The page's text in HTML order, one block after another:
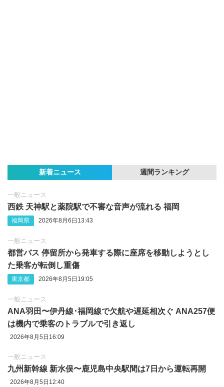
新着ニュース 週間ランキング
一般ニュース
西鉄 天神駅と薬院駅で不審な音声が流れる 福岡
福岡県 2026年8月6日13:43
一般ニュース
都営バス 停留所から発車する際に座席を移動しようとし
た乗客が転倒し重傷
東京都 2026年8月5日19:05
一般ニュース
ANA羽田〜伊丹線･福岡線で欠航や遅延相次ぐ ANA257便
は機内で乗客のトラブルで引き返し
2026年8月5日16:09
一般ニュース
九州新幹線 新水俣〜鹿児島中央駅間は7日から運転再開
2026年8月5日12:40